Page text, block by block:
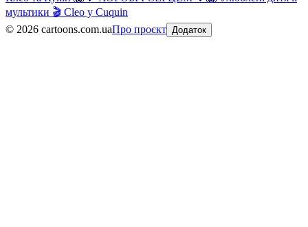
мультики 🎬 Cleo y Cuquin
© 2026 cartoons.com.uaПро проєкт Додаток